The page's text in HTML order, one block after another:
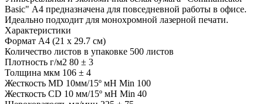
Basic" А4 предназначена для повседневной работы в офисе.
Идеально подходит для монохромной лазерной печати.
Характеристики
Формат A4 (21 x 29.7 см)
Количество листов в упаковке 500 листов
Плотность г/м2 80 ± 3
Толщина мкм 106 ± 4
Жесткость МD 10мм/15º мН Min 100
Жесткость СD 10 мм/15º мН Min 40